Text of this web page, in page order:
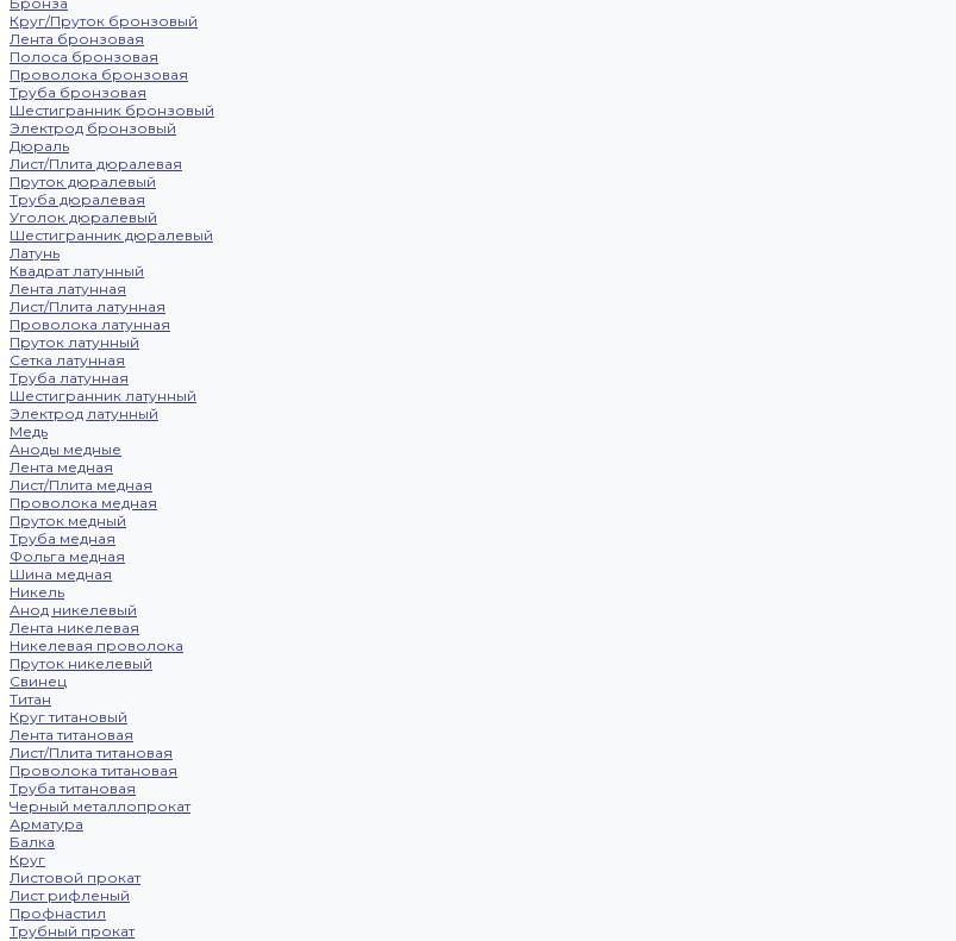
Круг/Пруток бронзовый
Лента бронзовая
Полоса бронзовая
Проволока бронзовая
Труба бронзовая
Шестигранник бронзовый
Электрод бронзовый
Дюраль
Лист/Плита дюралевая
Пруток дюралевый
Труба дюралевая
Уголок дюралевый
Шестигранник дюралевый
Латунь
Квадрат латунный
Лента латунная
Лист/Плита латунная
Проволока латунная
Пруток латунный
Сетка латунная
Труба латунная
Шестигранник латунный
Электрод латунный
Медь
Аноды медные
Лента медная
Лист/Плита медная
Проволока медная
Пруток медный
Труба медная
Фольга медная
Шина медная
Никель
Анод никелевый
Лента никелевая
Никелевая проволока
Пруток никелевый
Свинец
Титан
Круг титановый
Лента титановая
Лист/Плита титановая
Проволока титановая
Труба титановая
Черный металлопрокат
Арматура
Балка
Круг
Листовой прокат
Лист рифленый
Профнастил
Трубный прокат